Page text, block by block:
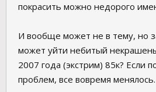
покрасить можно недорого
И вообще может не в тему, но
может уйти небитый
2007 года (экстрим) 85к? Если
проблем, все вовремя менялось.